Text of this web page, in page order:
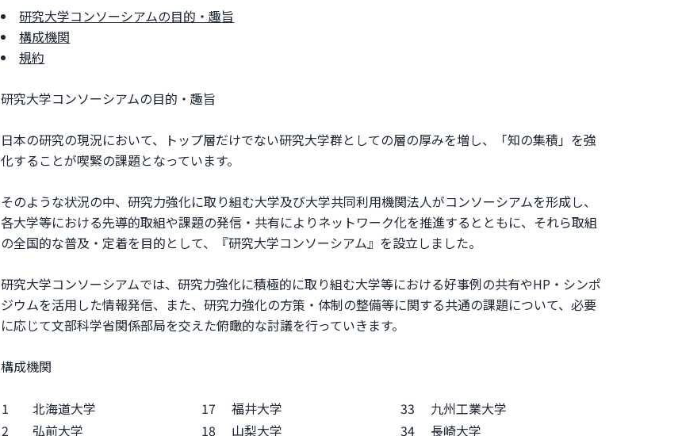
研究大学コンソーシアムの目的・趣旨
構成機関
規約
研究大学コンソーシアムの目的・趣旨
日本の研究の現況において、トップ層だけでない研究大学群としての層の厚みを増し、「知の集積」を強
化することが喫緊の課題となっています。
そのような状況の中、研究力強化に取り組む大学及び大学共同利用機関法人がコンソーシアムを形成し、
各大学等における先導的取組や課題の発信・共有によりネットワーク化を推進するとともに、それら取組
の全国的な普及・定着を目的として、『研究大学コンソーシアム』を設立しました。
研究大学コンソーシアムでは、研究力強化に積極的に取り組む大学等における好事例の共有やHP・シンポ
ジウムを活用した情報発信、また、研究力強化の方策・体制の整備等に関する共通の課題について、必要
に応じて文部科学省関係部局を交えた俯瞰的な討議を行っていきます。
構成機関
1 北海道大学 17 福井大学 33
九州工業大学
2
弘前大学 18 山梨大学 34
長崎大学